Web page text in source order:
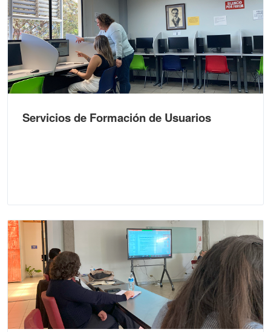
Servicios de Formación de Usuarios